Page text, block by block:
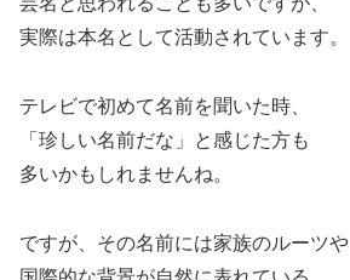
実際は本名として活動されています。
テレビで初めて名前を聞いた時、
「珍しい名前だな」と感じた方も
多いかもしれませんね。
ですが、その名前には家族のルーツや